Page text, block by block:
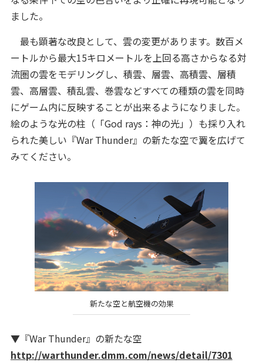
ました。
最も顕著な改良として、雲の変更があります。数百メ
ートルから最大15キロメートルを上回る高さからなる対
流圏の雲をモデリングし、積雲、層雲、高積雲、層積
雲、高層雲、積乱雲、巻雲などすべての種類の雲を同時
にゲーム内に反映することが出来るようになりました。
絵のような光の柱（「God rays：神の光」）も採り入れ
られた美しい『War Thunder』の新たな空で翼を広げて
みてください。
新たな空と航空機の効果
▼『War Thunder』の新たな空
http://warthunder.dmm.com/news/detail/7301